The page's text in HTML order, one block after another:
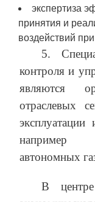
экспертиза
принятия и
воздействий
5.
контроля и
являются
отраслевых
эксплуатации
например
автономных
В